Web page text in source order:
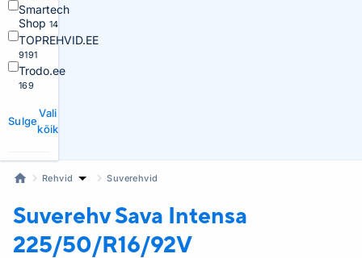
Smartech
Shop 14
TOPREHVID.EE
9191
Trodo.ee
169
Sulge
Vali
kõik
Rehvid Suverehvid
Suverehv Sava Intensa
225/50/R16/92V